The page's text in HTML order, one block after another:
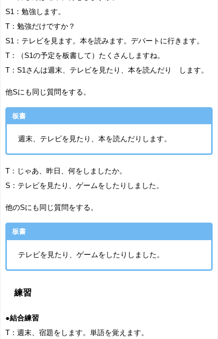
S1：勉強します。
T：勉強だけですか？
S1：テレビを見ます。本を読みます。デパートに行きます。
T：（S1の予定を板書して）たくさんしますね。
T：S1さんは週末、テレビを見たり、本を読んだり します。
他Sにも同じ質問をする。
板書
週末、テレビを見たり、本を読んだりします。
T：じゃあ、昨日、何をしましたか。
S：テレビを見たり、ゲームをしたりしました。
他のSにも同じ質問をする。
板書
テレビを見たり、ゲームをしたりしました。
練習
●結合練習
T：週末、宿題をします。単語を覚えます。